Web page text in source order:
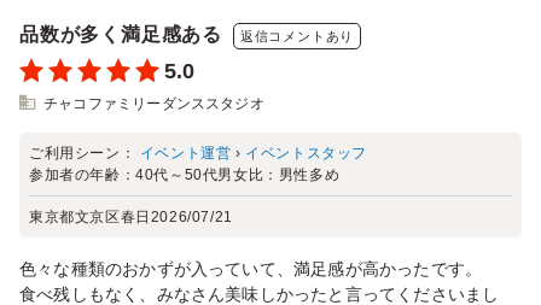
品数が多く満足感ある 返信コメントあり
5.0
チャコファミリーダンススタジオ
ご利用シーン： イベント運営 › イベントスタッフ
参加者の年齢：40代～50代男女比： 男性多め
東京都文京区春日 2026/07/21
色々な種類のおかずが入っていて、満足感が高かったです。
食べ残しもなく、みなさん美味しかったと言ってくださいまし